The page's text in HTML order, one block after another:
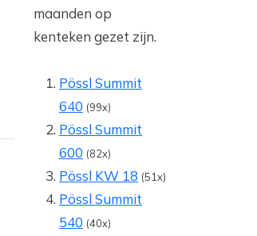
maanden op
kenteken gezet zijn.
Pössl Summit
640 (99x)
Pössl Summit
600 (82x)
Pössl KW 18 (51x)
Pössl Summit
540 (40x)